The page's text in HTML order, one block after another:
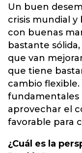
Un buen
crisis mundial
con buenas
bastante
que van
que tiene
cambio
fundamentales
aprovechar el
favorable para
¿Cuál es la